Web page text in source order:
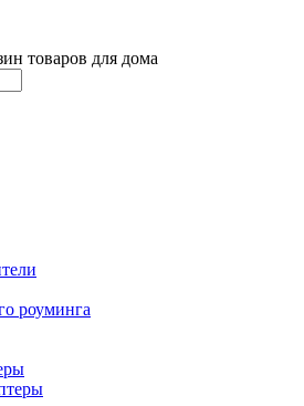
товаров для дома
роуминга